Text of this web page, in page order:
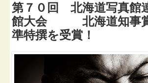
第７０回 北海道写真館
館大会 北海道知事賞
準特撰を受賞！